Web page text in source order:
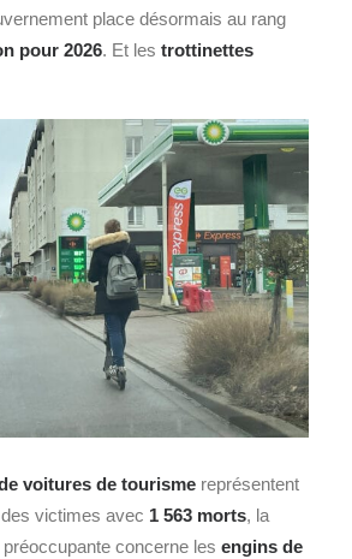
place désormais au rang
pour 2026. Et les trottinettes
voitures de tourisme représentent
victimes avec 1 563 morts, la
concerne les engins de